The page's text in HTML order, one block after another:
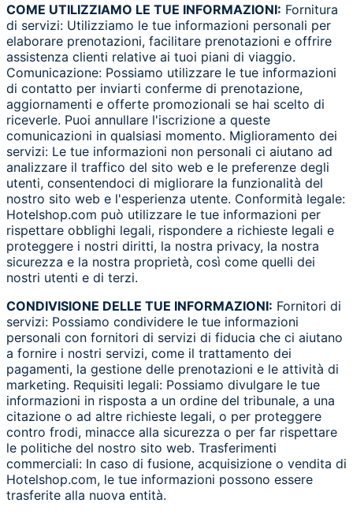
COME UTILIZZIAMO LE TUE INFORMAZIONI: Fornitura
di servizi: Utilizziamo le tue informazioni personali per
elaborare prenotazioni, facilitare prenotazioni e offrire
assistenza clienti relative ai tuoi piani di viaggio.
Comunicazione: Possiamo utilizzare le tue informazioni
di contatto per inviarti conferme di prenotazione,
aggiornamenti e offerte promozionali se hai scelto di
riceverle. Puoi annullare l'iscrizione a queste
comunicazioni in qualsiasi momento. Miglioramento dei
servizi: Le tue informazioni non personali ci aiutano ad
analizzare il traffico del sito web e le preferenze degli
utenti, consentendoci di migliorare la funzionalità del
nostro sito web e l'esperienza utente. Conformità legale:
Hotelshop.com può utilizzare le tue informazioni per
rispettare obblighi legali, rispondere a richieste legali e
proteggere i nostri diritti, la nostra privacy, la nostra
sicurezza e la nostra proprietà, così come quelli dei
nostri utenti e di terzi.
CONDIVISIONE DELLE TUE INFORMAZIONI: Fornitori di
servizi: Possiamo condividere le tue informazioni
personali con fornitori di servizi di fiducia che ci aiutano
a fornire i nostri servizi, come il trattamento dei
pagamenti, la gestione delle prenotazioni e le attività di
marketing. Requisiti legali: Possiamo divulgare le tue
informazioni in risposta a un ordine del tribunale, a una
citazione o ad altre richieste legali, o per proteggere
contro frodi, minacce alla sicurezza o per far rispettare
le politiche del nostro sito web. Trasferimenti
commerciali: In caso di fusione, acquisizione o vendita di
Hotelshop.com, le tue informazioni possono essere
trasferite alla nuova entità.